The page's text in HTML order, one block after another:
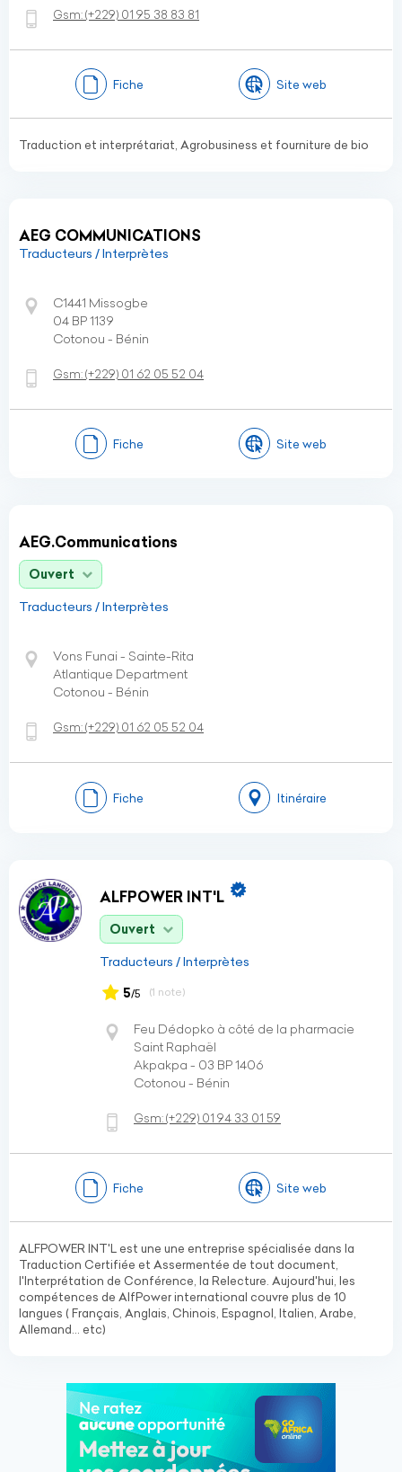
Gsm:(+229) 01 95 38 83 81
Fiche Site web
Traduction et interprétariat, Agrobusiness et fourniture de bio
AEG COMMUNICATIONS
Traducteurs / Interprètes
C1441 Missogbe
04 BP 1139
Cotonou - Bénin
Gsm:(+229) 01 62 05 52 04
Fiche Site web
AEG.Communications
Ouvert
Traducteurs / Interprètes
Vons Funai - Sainte-Rita
Atlantique Department
Cotonou - Bénin
Gsm:(+229) 01 62 05 52 04
Fiche Itinéraire
ALFPOWER INT'L
Ouvert
Traducteurs / Interprètes
5/5 (1 note)
Feu Dédopko à côté de la pharmacie
Saint Raphaël
Akpakpa - 03 BP 1406
Cotonou - Bénin
Gsm:(+229) 01 94 33 01 59
Fiche Site web
ALFPOWER INT'L est une une entreprise spécialisée dans la
Traduction Certifiée et Assermentée de tout document,
l'Interprétation de Conférence, la Relecture. Aujourd'hui, les
compétences de AlfPower international couvre plus de 10
langues ( Français, Anglais, Chinois, Espagnol, Italien, Arabe,
Allemand... etc)